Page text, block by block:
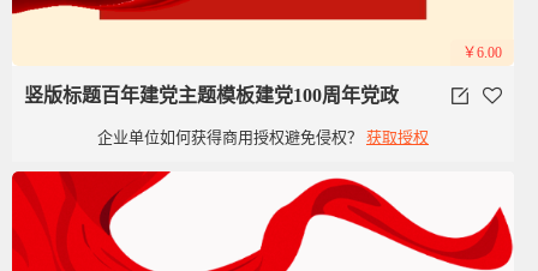
￥6.00
竖版标题百年建党主题模板建党100周年党政
企业单位如何获得商用授权避免侵权？ 获取授权